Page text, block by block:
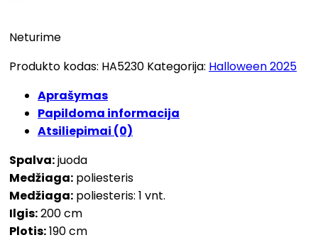
Neturime
Produkto kodas: HA5230 Kategorija: Halloween 2025
Aprašymas
Papildoma informacija
Atsiliepimai (0)
Spalva:juoda
Medžiaga: poliesteris
Medžiaga: poliesteris: 1 vnt.
Ilgis:200 cm
Plotis:190 cm